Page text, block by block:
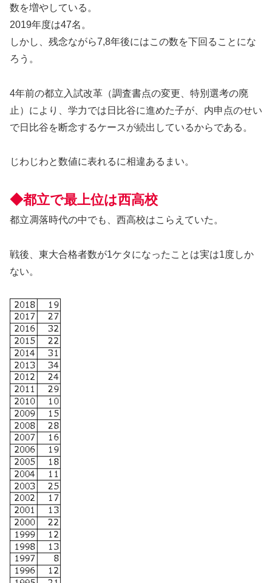
数を増やしている。
2019年度は47名。
しかし、残念ながら7,8年後にはこの数を下回ることにな
ろう。
4年前の都立入試改革（調査書点の変更、特別選考の廃
止）により、学力では日比谷に進めた子が、内申点のせい
で日比谷を断念するケースが続出しているからである。
じわじわと数値に表れるに相違あるまい。
◆都立で最上位は西高校
都立凋落時代の中でも、西高校はこらえていた。
戦後、東大合格者数が1ケタになったことは実は1度しか
ない。